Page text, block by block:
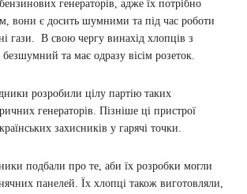
генераторів, адже їх потрібно
вони є досить шумними та під час роботи
гази. В свою чергу винахід хлопців з
та має одразу вісім розеток.
розробили цілу партію таких
генераторів. Пізніше ці пристрої
захисників у гарячі точки.
подбали про те, аби їх розробки могли
панелей. Їх хлопці також виготовляли,